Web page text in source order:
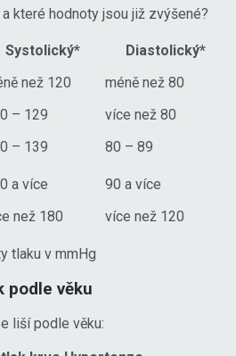
které hodnoty jsou již zvýšené?
Systolický*
Diastolický*
než 120
méně než 80
– 129
více než 80
– 139
80 – 89
a více
90 a více
než 180 více než 120
tlaku v mmHg
podle věku
liší podle věku: